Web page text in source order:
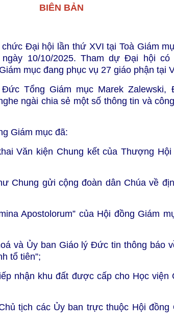
BIÊN BẢN
Đại hội lần thứ XVI tại Toà Giám
10/10/2025. Tham dự Đại hội
mục đang phục vụ 27 giáo phận tại
Tổng Giám mục Marek Zalewski,
ngài chia sẻ một số thông tin và
Giám mục đã:
Văn kiện Chung kết của Thượng
Chung gửi cộng đoàn dân Chúa về
Apostolorum” của Hội đồng Giám
và Ủy ban Giáo lý Đức tin thông báo
tổ tiên”;
nhận khu đất được cấp cho Học viện
tịch các Ủy ban trực thuộc Hội đồng